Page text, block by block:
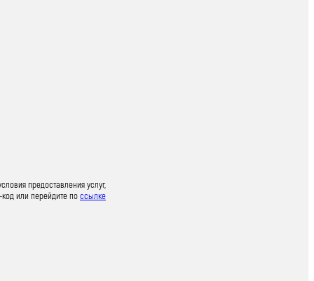
предоставления услуг,
код или перейдите поссылке